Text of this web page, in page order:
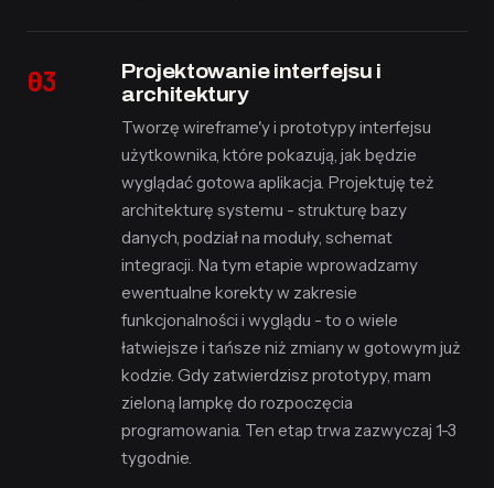
Projektowanie interfejsu i
architektury
Tworzę wireframe'y i prototypy interfejsu
użytkownika, które pokazują, jak będzie
wyglądać gotowa aplikacja. Projektuję też
architekturę systemu - strukturę bazy
danych, podział na moduły, schemat
integracji. Na tym etapie wprowadzamy
ewentualne korekty w zakresie
funkcjonalności i wyglądu - to o wiele
łatwiejsze i tańsze niż zmiany w gotowym już
kodzie. Gdy zatwierdzisz prototypy, mam
zieloną lampkę do rozpoczęcia
programowania. Ten etap trwa zazwyczaj 1-3
tygodnie.